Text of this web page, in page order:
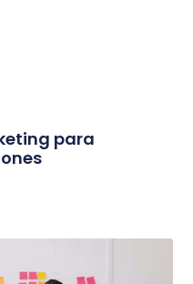
para